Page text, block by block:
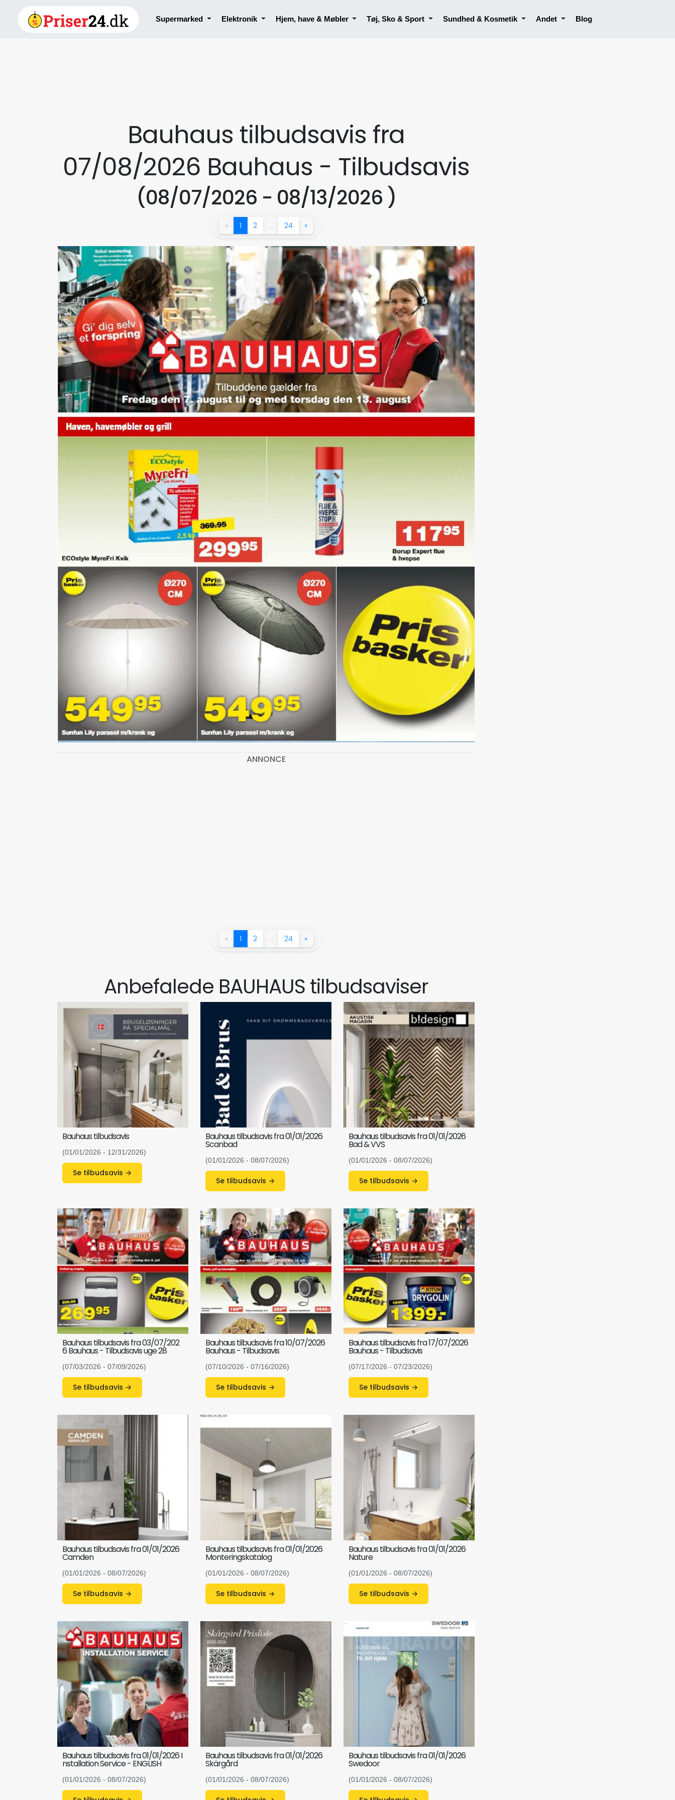
Supermarked Elektronik Hjem, have & Møbler Tøj, Sko & Sport Sundhed & Kosmetik Andet Blog
Bauhaus tilbudsavis fra
07/08/2026 Bauhaus - Tilbudsavis
(08/07/2026 - 08/13/2026 )
« 1 2 … 24 »
ANNONCE
« 1 2 … 24 »
Anbefalede BAUHAUS tilbudsaviser
Bauhaus tilbudsavis
(01/01/2026 - 12/31/2026)
Se tilbudsavis →
Bauhaus tilbudsavis fra 01/01/2026
Scanbad
(01/01/2026 - 08/07/2026)
Se tilbudsavis →
Bauhaus tilbudsavis fra 01/01/2026
Bad & VVS
(01/01/2026 - 08/07/2026)
Se tilbudsavis →
Bauhaus tilbudsavis fra 03/07/202
6 Bauhaus - Tilbudsavis uge 28
(07/03/2026 - 07/09/2026)
Se tilbudsavis →
Bauhaus tilbudsavis fra 10/07/2026
Bauhaus - Tilbudsavis
(07/10/2026 - 07/16/2026)
Se tilbudsavis →
Bauhaus tilbudsavis fra 17/07/2026
Bauhaus - Tilbudsavis
(07/17/2026 - 07/23/2026)
Se tilbudsavis →
Bauhaus tilbudsavis fra 01/01/2026
Camden
(01/01/2026 - 08/07/2026)
Se tilbudsavis →
Bauhaus tilbudsavis fra 01/01/2026
Monteringskatalog
(01/01/2026 - 08/07/2026)
Se tilbudsavis →
Bauhaus tilbudsavis fra 01/01/2026
Nature
(01/01/2026 - 08/07/2026)
Se tilbudsavis →
Bauhaus tilbudsavis fra 01/01/2026 I
nstallation Service - ENGLISH
(01/01/2026 - 08/07/2026)
Bauhaus tilbudsavis fra 01/01/2026
Skärgård
(01/01/2026 - 08/07/2026)
Bauhaus tilbudsavis fra 01/01/2026
Swedoor
(01/01/2026 - 08/07/2026)